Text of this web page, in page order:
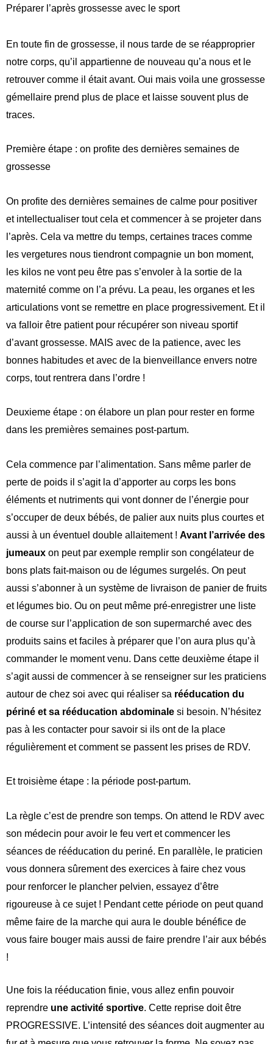
Préparer l’après grossesse avec le sport
En toute fin de grossesse, il nous tarde de se réapproprier
notre corps, qu’il appartienne de nouveau qu’a nous et le
retrouver comme il était avant. Oui mais voila une grossesse
gémellaire prend plus de place et laisse souvent plus de
traces.
Première étape : on profite des dernières semaines de
grossesse
On profite des dernières semaines de calme pour positiver
et intellectualiser tout cela et commencer à se projeter dans
l’après. Cela va mettre du temps, certaines traces comme
les vergetures nous tiendront compagnie un bon moment,
les kilos ne vont peu être pas s’envoler à la sortie de la
maternité comme on l’a prévu. La peau, les organes et les
articulations vont se remettre en place progressivement. Et il
va falloir être patient pour récupérer son niveau sportif
d’avant grossesse. MAIS avec de la patience, avec les
bonnes habitudes et avec de la bienveillance envers notre
corps, tout rentrera dans l’ordre !
Deuxieme étape : on élabore un plan pour rester en forme
dans les premières semaines post-partum.
Cela commence par l’alimentation. Sans même parler de
perte de poids il s’agit la d’apporter au corps les bons
éléments et nutriments qui vont donner de l’énergie pour
s’occuper de deux bébés, de palier aux nuits plus courtes et
aussi à un éventuel double allaitement ! Avant l’arrivée des
jumeaux on peut par exemple remplir son congélateur de
bons plats fait-maison ou de légumes surgelés. On peut
aussi s’abonner à un système de livraison de panier de fruits
et légumes bio. Ou on peut même pré-enregistrer une liste
de course sur l’application de son supermarché avec des
produits sains et faciles à préparer que l’on aura plus qu’à
commander le moment venu. Dans cette deuxième étape il
s’agit aussi de commencer à se renseigner sur les praticiens
autour de chez soi avec qui réaliser sa rééducation du
périné et sa rééducation abdominale si besoin. N’hésitez
pas à les contacter pour savoir si ils ont de la place
régulièrement et comment se passent les prises de RDV.
Et troisième étape : la période post-partum.
La règle c’est de prendre son temps. On attend le RDV avec
son médecin pour avoir le feu vert et commencer les
séances de rééducation du periné. En parallèle, le praticien
vous donnera sûrement des exercices à faire chez vous
pour renforcer le plancher pelvien, essayez d’être
rigoureuse à ce sujet ! Pendant cette période on peut quand
même faire de la marche qui aura le double bénéfice de
vous faire bouger mais aussi de faire prendre l’air aux bébés
!
Une fois la rééducation finie, vous allez enfin pouvoir
reprendre une activité sportive. Cette reprise doit être
PROGRESSIVE. L’intensité des séances doit augmenter au